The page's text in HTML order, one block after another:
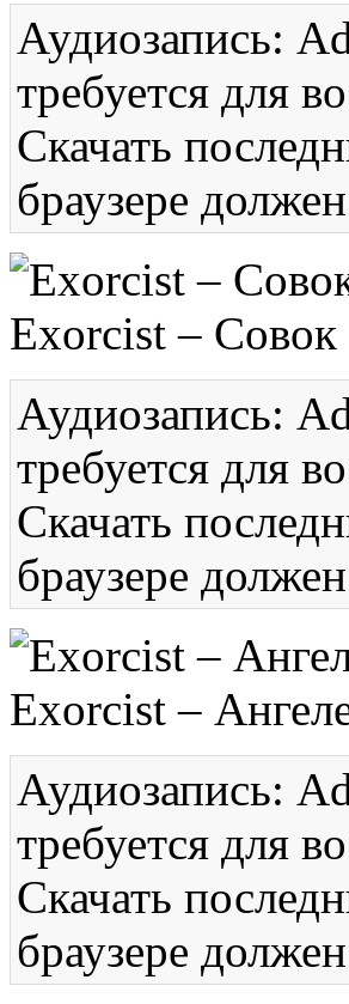
Аудиозапись:
требуется для
Скачать
браузере
Exorcist – Совок
Аудиозапись:
требуется для
Скачать
браузере
Exorcist –
Аудиозапись:
требуется для
Скачать
браузере